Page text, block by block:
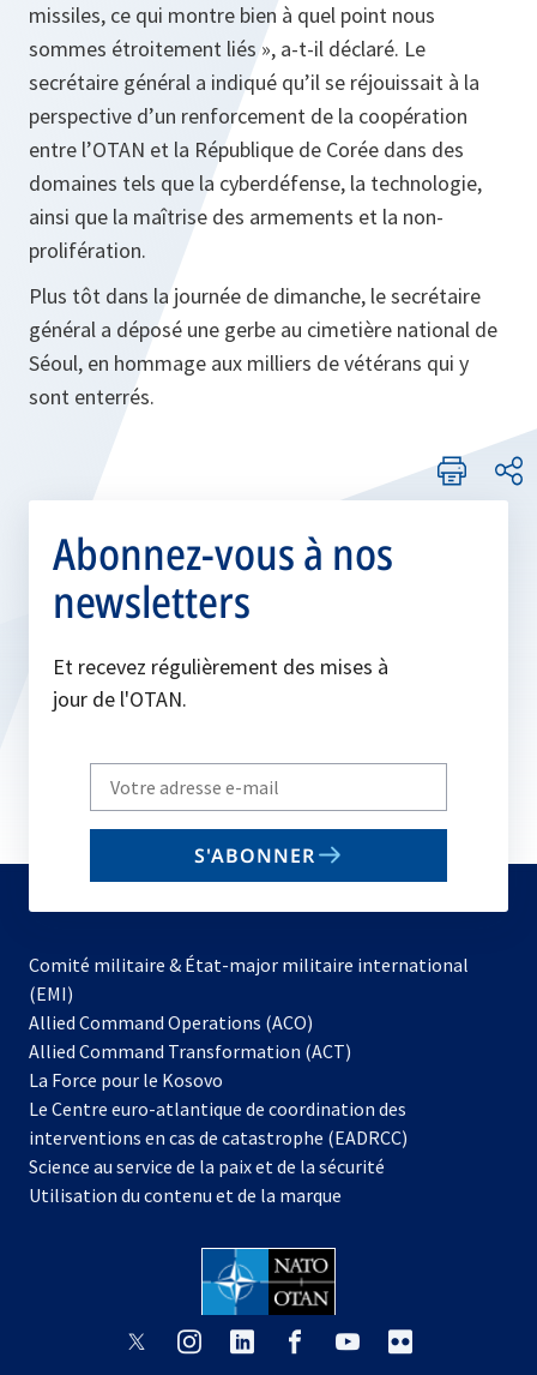
missiles, ce qui montre bien à quel point nous
sommes étroitement liés », a-t-il déclaré. Le
secrétaire général a indiqué qu’il se réjouissait à la
perspective d’un renforcement de la coopération
entre l’OTAN et la République de Corée dans des
domaines tels que la cyberdéfense, la technologie,
ainsi que la maîtrise des armements et la non-
prolifération.
Plus tôt dans la journée de dimanche, le secrétaire
général a déposé une gerbe au cimetière national de
Séoul, en hommage aux milliers de vétérans qui y
sont enterrés.
Abonnez-vous à nos
newsletters
Et recevez régulièrement des mises à
jour de l'OTAN.
Write
your
email
S'ABONNER
Comité militaire & État-major militaire international
(EMI)
Allied Command Operations (ACO)
dans
nouvel
onglet
Allied Command Transformation (ACT)
La Force pour le Kosovo
dans
un
nouvel
onglet
Le Centre euro-atlantique de coordination des
interventions en cas de catastrophe (EADRCC)
Science au service de la paix et de la sécurité
Utilisation du contenu et de la marque
s’ouvres’ouvres’ouvres’ouvres’ouvre